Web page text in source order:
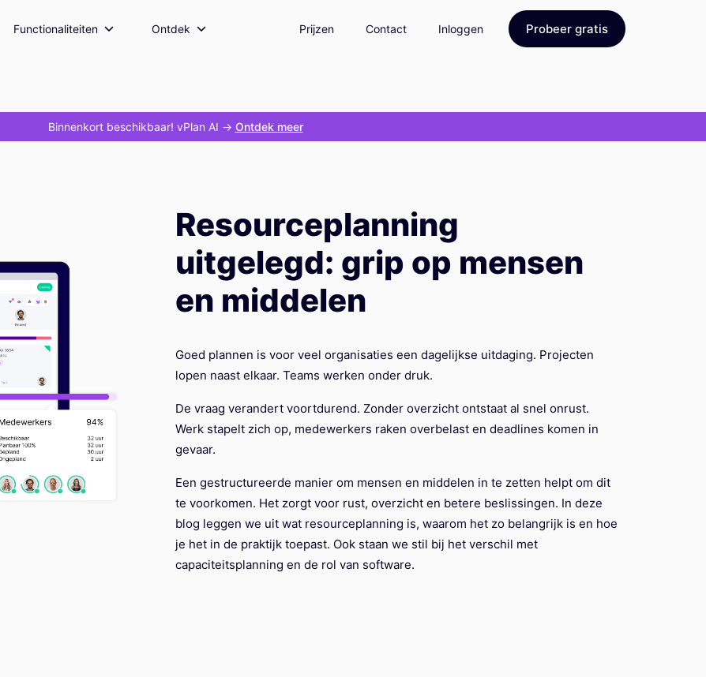
Functionaliteiten Ontdek Prijzen Contact Inloggen Probeer gratis
Binnenkort beschikbaar! vPlan AI -> Ontdek meer
Resourceplanning
uitgelegd: grip op mensen
en middelen
Goed plannen is voor veel organisaties een dagelijkse uitdaging. Projecten
lopen naast elkaar. Teams werken onder druk.
De vraag verandert voortdurend. Zonder overzicht ontstaat al snel onrust.
Werk stapelt zich op, medewerkers raken overbelast en deadlines komen in
gevaar.
Een gestructureerde manier om mensen en middelen in te zetten helpt om dit
te voorkomen. Het zorgt voor rust, overzicht en betere beslissingen. In deze
blog leggen we uit wat resourceplanning is, waarom het zo belangrijk is en hoe
je het in de praktijk toepast. Ook staan we stil bij het verschil met
capaciteitsplanning en de rol van software.